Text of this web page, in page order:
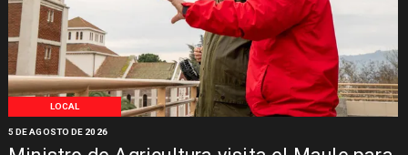
LOCAL
5 DE AGOSTO DE 2026